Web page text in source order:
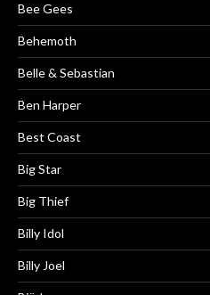
Bee Gees
Behemoth
Belle & Sebastian
Ben Harper
Best Coast
Big Star
Big Thief
Billy Idol
Billy Joel